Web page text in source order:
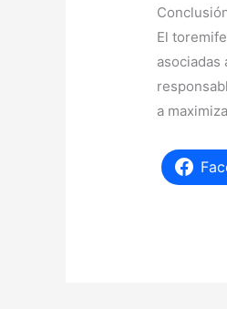
El
asociadas
a